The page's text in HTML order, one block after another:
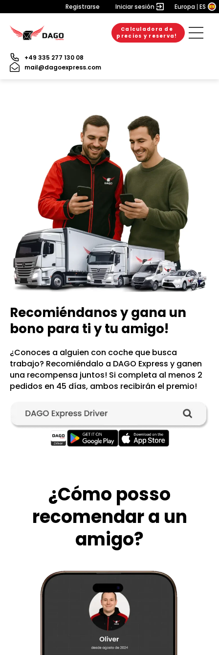
Registrarse Iniciar sesión Europa ES
Calculadora de
precios y reserva!
+49 335 277 130 08
mail@dagoexpress.com
Recomiéndanos y gana un
bono para ti y tu amigo!
¿Conoces a alguien con coche que busca
trabajo? Recomiéndalo a DAGO Express y ganen
una recompensa juntos! Si completa al menos 2
pedidos en 45 días, ambos recibirán el premio!
¿Cómo posso
recomendar a un
amigo?